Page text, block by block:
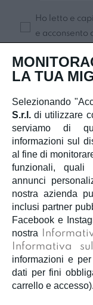
Ho letto e
e acconsento
SERVIZIO CLIENTI
ACCOUNT
CORPORATE
INFORMAZIONI
SEGUICI
LA TUA
Selezionando
S.r.l. di utilizzare
serviamo di
informazioni sul
al fine di
funzionali,
annunci
nostra azienda
inclusi partner
Facebook e
nostra
Informativa
informazioni e
dati per fini
carrello e accesso).